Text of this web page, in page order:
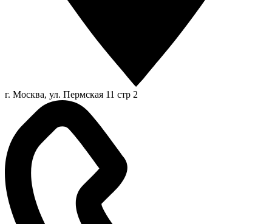
г. Москва, ул. Пермская 11 стр 2